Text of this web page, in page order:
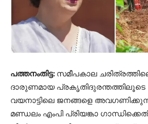
പത്തനംതിട്ട: സമീപകാല
ദാരുണമായ
വയനാട്ടിലെ ജനങ്ങളെ
മണ്ഡലം എംപി പ്രിയങ്കാ